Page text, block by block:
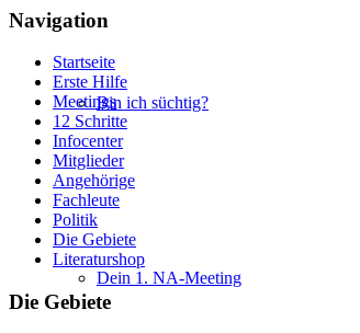
Bin ich süchtig?
Dein 1. NA-Meeting
Navigation
Startseite
Erste Hilfe
Meetings
12 Schritte
Infocenter
Mitglieder
Angehörige
Fachleute
Politik
Die Gebiete
Literaturshop
Die Gebiete